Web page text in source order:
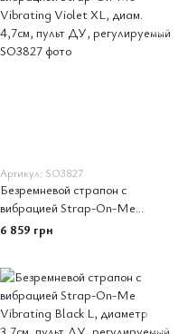
Артикул: SO3827
Безремневой страпон с
вибрацией Strap-On-Me
Vibrating Violet XL, диам.
4,7см, пульт ДУ, регулируемый
6 859 грн